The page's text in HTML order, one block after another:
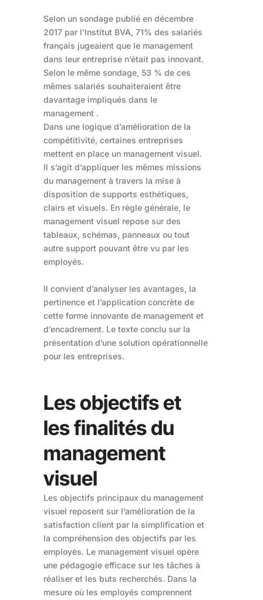
Selon un sondage publié en décembre
2017 par l’Institut BVA, 71% des salariés
français jugeaient que le management
dans leur entreprise n’était pas innovant.
Selon le même sondage, 53 % de ces
mêmes salariés souhaiteraient être
davantage impliqués dans le
management .
Dans une logique d’amélioration de la
compétitivité, certaines entreprises
mettent en place un management visuel.
Il s’agit d’appliquer les mêmes missions
du management à travers la mise à
disposition de supports esthétiques,
clairs et visuels. En règle générale, le
management visuel repose sur des
tableaux, schémas, panneaux ou tout
autre support pouvant être vu par les
employés.
Il convient d’analyser les avantages, la
pertinence et l’application concrète de
cette forme innovante de management et
d’encadrement. Le texte conclu sur la
présentation d’une solution opérationnelle
pour les entreprises.
Les objectifs et
les finalités du
management
visuel
Les objectifs principaux du management
visuel reposent sur l’amélioration de la
satisfaction client par la simplification et
la compréhension des objectifs par les
employés. Le management visuel opère
une pédagogie efficace sur les tâches à
réaliser et les buts recherchés. Dans la
mesure où les employés comprennent